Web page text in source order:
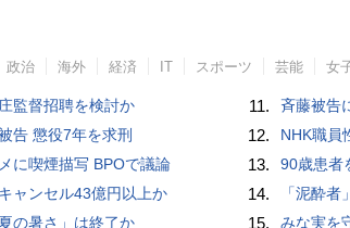
政治 海外 経済 IT スポーツ 芸能 女
監督招聘を検討か
告 懲役7年を求刑
に喫煙描写 BPOで議論
ャンセル43億円以上か
の暑さ」は終了か
11. 斉藤被告
12. NHK職員
13. 90歳患者
14. 「泥酔
15. みな実を